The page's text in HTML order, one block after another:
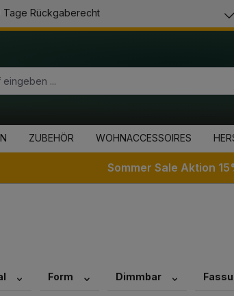
Tage Rückgaberecht
ZUBEHÖR WOHNACCESSOIRES
Sommer Sale Aktion
Form Dimmbar